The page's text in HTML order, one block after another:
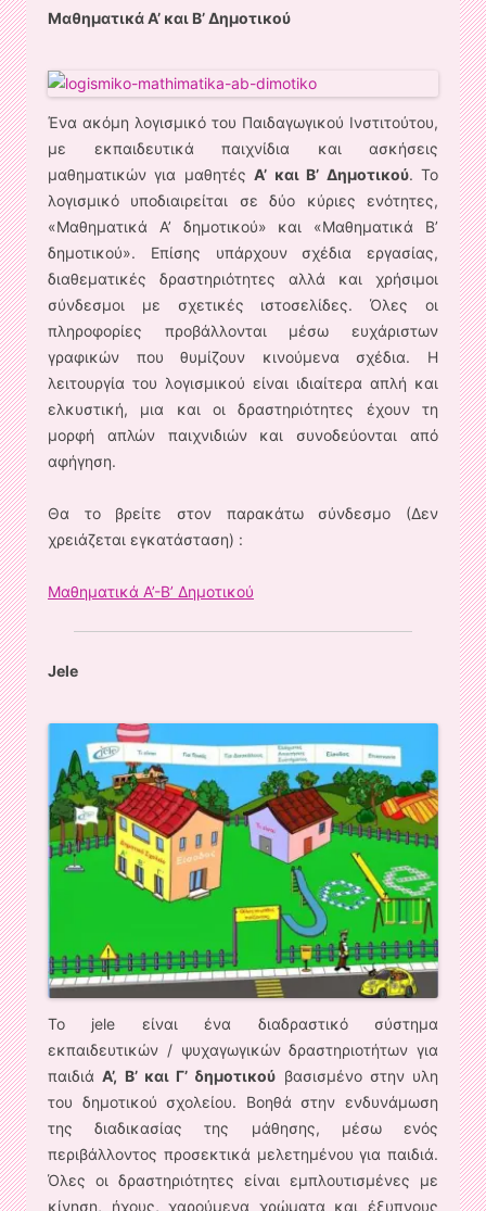
Μαθηματικά Α’ και Β’ Δημοτικού
Ένα ακόμη λογισμικό του Παιδαγωγικού Ινστιτούτου,
με εκπαιδευτικά παιχνίδια και ασκήσεις
μαθηματικών για μαθητέςΑ’ και Β’ Δημοτικού. Το
λογισμικό υποδιαιρείται σε δύο κύριες ενότητες,
«Μαθηματικά Α’ δημοτικού» και «Μαθηματικά Β’
δημοτικού». Επίσης υπάρχουν σχέδια εργασίας,
διαθεματικές δραστηριότητες αλλά και χρήσιμοι
σύνδεσμοι με σχετικές ιστοσελίδες. Όλες οι
πληροφορίες προβάλλονται μέσω ευχάριστων
γραφικών που θυμίζουν κινούμενα σχέδια. Η
λειτουργία του λογισμικού είναι ιδιαίτερα απλή και
ελκυστική, μια και οι δραστηριότητες έχουν τη
μορφή απλών παιχνιδιών και συνοδεύονται από
αφήγηση.
Θα το βρείτε στον παρακάτω σύνδεσμο (Δεν
χρειάζεται εγκατάσταση) :
Μαθηματικά Α’-Β’ Δημοτικού
Jele
Το jele είναι ένα διαδραστικό σύστημα
εκπαιδευτικών / ψυχαγωγικών δραστηριοτήτων για
παιδιάΑ’, Β’ και Γ’ δημοτικού βασισμένο στην υλη
του δημοτικού σχολείου. Βοηθά στην ενδυνάμωση
της διαδικασίας της μάθησης, μέσω ενός
περιβάλλοντος προσεκτικά μελετημένου για παιδιά.
Όλες οι δραστηριότητες είναι εμπλουτισμένες με
κίνηση, ήχους, χαρούμενα χρώματα και έξυπνους